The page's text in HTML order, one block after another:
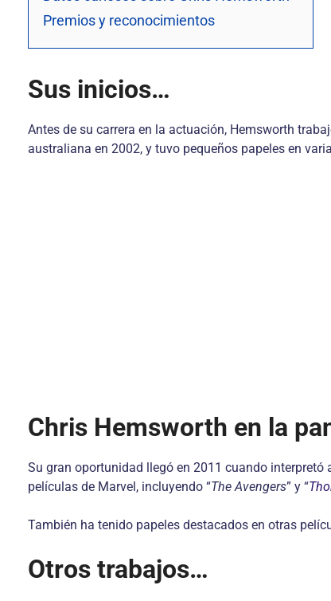
Premios y reconocimientos
Sus inicios…
Antes de su carrera en la actuación, Hemsworth
australiana en 2002, y tuvo pequeños papeles en
Chris Hemsworth en la
Su gran oportunidad llegó en 2011 cuando
películas de Marvel, incluyendo “The Avengers” y “
También ha tenido papeles destacados en otras
Otros trabajos…